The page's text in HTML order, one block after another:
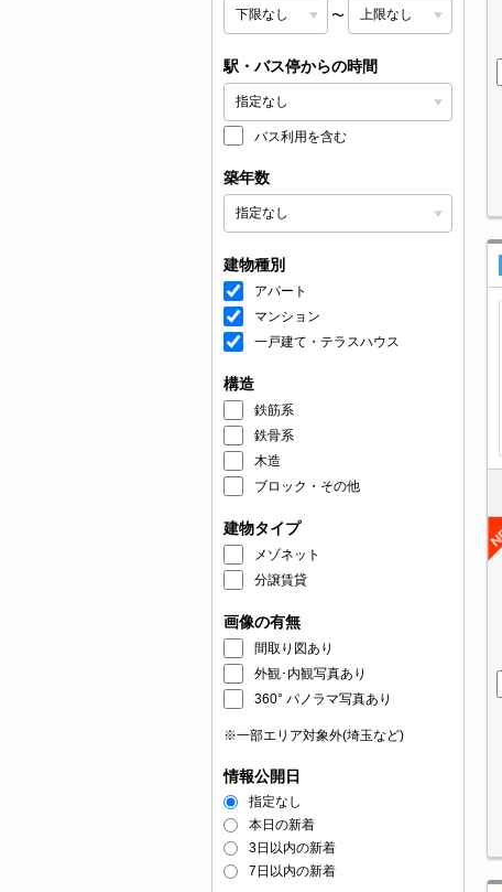
〜
駅・バス停からの時間
バス利用を含む
築年数
建物種別
アパート
マンション
一戸建て・テラスハウス
構造
鉄筋系
鉄骨系
木造
ブロック・その他
建物タイプ
メゾネット
分譲賃貸
画像の有無
間取り図あり
外観･内観写真あり
360° パノラマ写真あり
※一部エリア対象外(埼玉など)
情報公開日
指定なし
本日の新着
3日以内の新着
7日以内の新着